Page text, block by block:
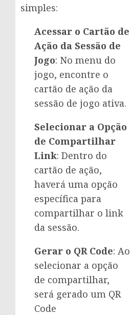
simples:
Acessar o Cartão de
Ação da Sessão de
Jogo: No menu do
jogo, encontre o
cartão de ação da
sessão de jogo ativa.
Selecionar a Opção
de Compartilhar
Link: Dentro do
cartão de ação,
haverá uma opção
específica para
compartilhar o link
da sessão.
Gerar o QR Code: Ao
selecionar a opção
de compartilhar,
será gerado um QR
Code